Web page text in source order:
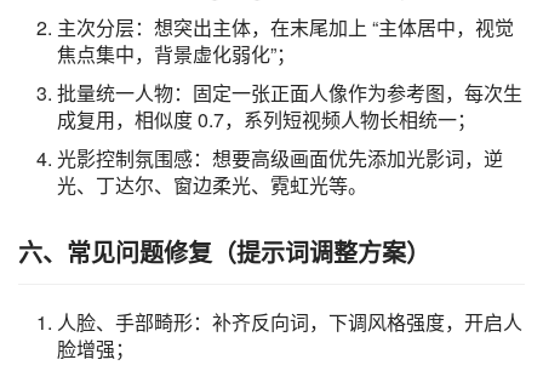
主次分层：想突出主体，在末尾加上 “主体居中，视觉
焦点集中，背景虚化弱化”；
批量统一人物：固定一张正面人像作为参考图，每次生
成复用，相似度 0.7，系列短视频人物长相统一；
光影控制氛围感：想要高级画面优先添加光影词，逆
光、丁达尔、窗边柔光、霓虹光等。
六、常见问题修复（提示词调整方案）
人脸、手部畸形：补齐反向词，下调风格强度，开启人
脸增强；